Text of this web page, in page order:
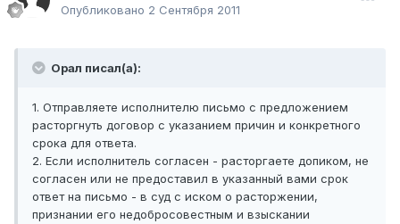
Опубликовано 2 Сентября 2011
Орал писал(а):
1. Отправляете исполнителю письмо с предложением
расторгнуть договор с указанием причин и конкретного
срока для ответа.
2. Если исполнитель согласен - расторгаете допиком, не
согласен или не предоставил в указанный вами срок
ответ на письмо - в суд с иском о расторжении,
признании его недобросовестным и взыскании